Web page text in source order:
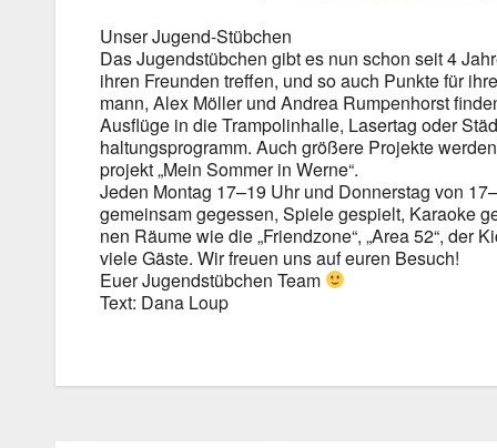
Unser Jugend-Stübchen
Das Jugend­stüb­chen gibt es nun schon seit 4
ihren Freun­den tref­fen, und so auch Punk­te für
mann, Alex Möl­ler und Andrea Rum­pen­horst
Aus­flü­ge in die Tram­po­lin­hal­le, Laser­tag oder
hal­tungs­pro­gramm. Auch grö­ße­re Pro­jek­te
pro­jekt „Mein Som­mer in Wer­ne“.
Jeden Mon­tag 17–19 Uhr und Don­ners­tag von
gemein­sam geges­sen, Spie­le gespielt, Karao­ke
nen Räu­me wie die „Fri­end­zo­ne“, „Area 52“, der
vie­le Gäs­te. Wir freu­en uns auf euren Besuch!
Euer Jugend­stüb­chen Team
Text: Dana Loup